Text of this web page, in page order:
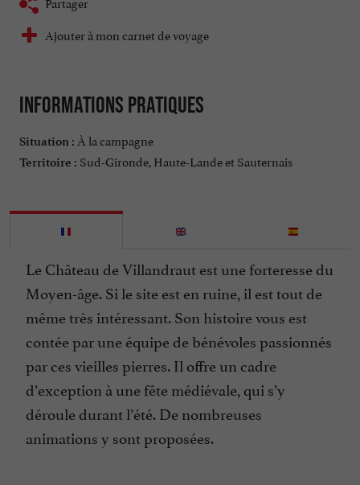
Ajouter à mon carnet de voyage
Informations pratiques
Situation : À la campagne
Territoire : Sud-Gironde, Haute-Lande et Sauternais
Le Château de Villandraut est une forteresse du
Moyen-âge. Si le site est en ruine, il est tout de
même très intéressant. Son histoire vous est
contée par une équipe de bénévoles passionnés
par ces vieilles pierres. Il offre un cadre
d’exception à une fête médiévale, qui s’y
déroule durant l’été. De nombreuses
animations y sont proposées.